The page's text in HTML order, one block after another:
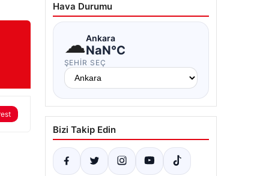
Hava Durumu
☁Ankara
NaN°C
ŞEHIR SEÇ
Bizi Takip Edin